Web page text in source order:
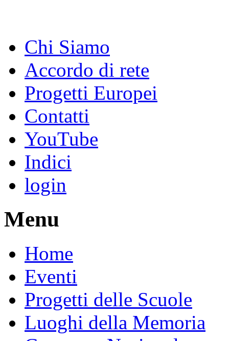
Chi Siamo
Accordo di rete
Progetti Europei
Contatti
YouTube
Indici
login
Menu
Home
Eventi
Progetti delle Scuole
Luoghi della Memoria